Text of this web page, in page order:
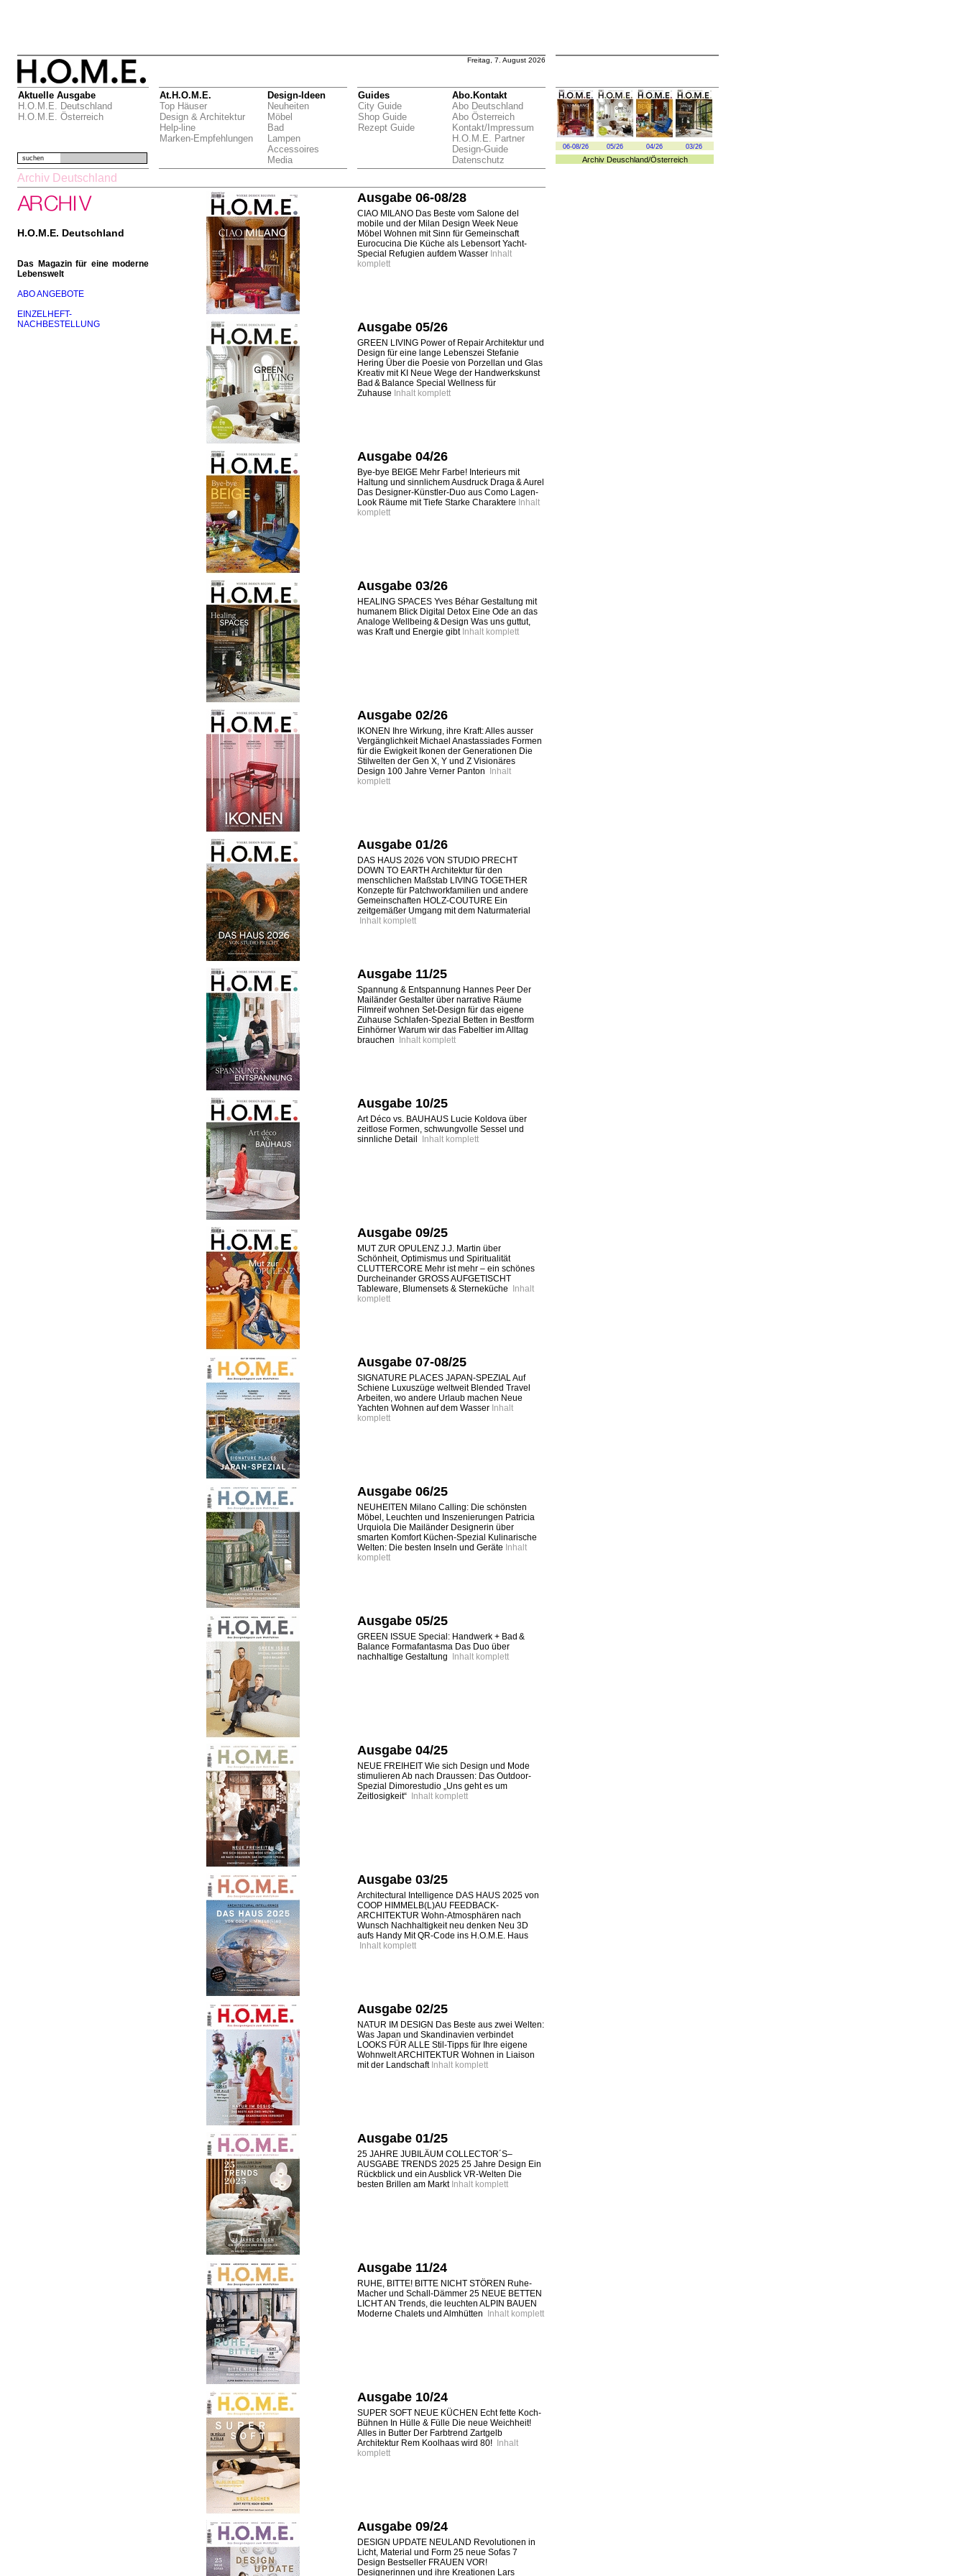
Freitag, 7. August 2026
Aktuelle Ausgabe
H.O.M.E. Deutschland
H.O.M.E. Österreich
At.H.O.M.E.
Top Häuser
Design & Architektur
Help-line
Marken-Empfehlungen
Design-Ideen
Neuheiten
Möbel
Bad
Lampen
Accessoires
Media
Guides
City Guide
Shop Guide
Rezept Guide
Abo.Kontakt
Abo Deutschland
Abo Österreich
Kontakt/Impressum
H.O.M.E. Partner
Design-Guide
Datenschutz
06-08/26 05/26 04/26 03/26
Archiv Deuschland/Österreich
suchen
Archiv Deutschland
H.O.M.E. Deutschland
Das Magazin für eine moderne
Lebenswelt
ABO ANGEBOTE
EINZELHEFT-
NACHBESTELLUNG
Ausgabe 06-08/28
CIAO MILANO Das Beste vom Salone del
mobile und der Milan Design Week Neue
Möbel Wohnen mit Sinn für Gemeinschaft
Eurocucina Die Küche als Lebensort Yacht-
Special Refugien aufdem Wasser Inhalt
komplett
Ausgabe 05/26
GREEN LIVING Power of Repair Architektur und
Design für eine lange Lebenszei Stefanie
Hering Über die Poesie von Porzellan und Glas
Kreativ mit KI Neue Wege der Handwerkskunst
Bad & Balance Special Wellness für
Zuhause Inhalt komplett
Ausgabe 04/26
Bye-bye BEIGE Mehr Farbe! Interieurs mit
Haltung und sinnlichem Ausdruck Draga & Aurel
Das Designer-Künstler-Duo aus Como Lagen-
Look Räume mit Tiefe Starke Charaktere Inhalt
komplett
Ausgabe 03/26
HEALING SPACES Yves Béhar Gestaltung mit
humanem Blick Digital Detox Eine Ode an das
Analoge Wellbeing & Design Was uns guttut,
was Kraft und Energie gibt Inhalt komplett
Ausgabe 02/26
IKONEN Ihre Wirkung, ihre Kraft: Alles ausser
Vergänglichkeit Michael Anastassiades Formen
für die Ewigkeit Ikonen der Generationen Die
Stilwelten der Gen X, Y und Z Visionäres
Design 100 Jahre Verner Panton
Inhalt
komplett
Ausgabe 01/26
DAS HAUS 2026 VON STUDIO PRECHT
DOWN TO EARTH Architektur für den
menschlichen Maßstab LIVING TOGETHER
Konzepte für Patchworkfamilien und andere
Gemeinschaften HOLZ-COUTURE Ein
zeitgemäßer Umgang mit dem Naturmaterial
Inhalt komplett
Ausgabe 11/25
Spannung & Entspannung Hannes Peer Der
Mailänder Gestalter über narrative Räume
Filmreif wohnen Set-Design für das eigene
Zuhause Schlafen-Spezial Betten in Bestform
Einhörner Warum wir das Fabeltier im Alltag
brauchen
Inhalt komplett
Ausgabe 10/25
Art Déco vs. BAUHAUS Lucie Koldova über
zeitlose Formen, schwungvolle Sessel und
sinnliche Detail
Inhalt komplett
Ausgabe 09/25
MUT ZUR OPULENZ J.J. Martin über
Schönheit, Optimismus und Spiritualität
CLUTTERCORE Mehr ist mehr – ein schönes
Durcheinander GROSS AUFGETISCHT
Tableware, Blumensets & Sterneküche
Inhalt
komplett
Ausgabe 07-08/25
SIGNATURE PLACES JAPAN-SPEZIAL Auf
Schiene Luxuszüge weltweit Blended Travel
Arbeiten, wo andere Urlaub machen Neue
Yachten Wohnen auf dem Wasser Inhalt
komplett
Ausgabe 06/25
NEUHEITEN Milano Calling: Die schönsten
Möbel, Leuchten und Inszenierungen Patricia
Urquiola Die Mailänder Designerin über
smarten Komfort Küchen-Spezial Kulinarische
Welten: Die besten Inseln und Geräte Inhalt
komplett
Ausgabe 05/25
GREEN ISSUE Special: Handwerk + Bad &
Balance Formafantasma Das Duo über
nachhaltige Gestaltung
Inhalt komplett
Ausgabe 04/25
NEUE FREIHEIT Wie sich Design und Mode
stimulieren Ab nach Draussen: Das Outdoor-
Spezial Dimorestudio „Uns geht es um
Zeitlosigkeit“
Inhalt komplett
Ausgabe 03/25
Architectural Intelligence DAS HAUS 2025 von
COOP HIMMELB(L)AU FEEDBACK-
ARCHITEKTUR Wohn-Atmosphären nach
Wunsch Nachhaltigkeit neu denken Neu 3D
aufs Handy Mit QR-Code ins H.O.M.E. Haus
Inhalt komplett
Ausgabe 02/25
NATUR IM DESIGN Das Beste aus zwei Welten:
Was Japan und Skandinavien verbindet
LOOKS FÜR ALLE Stil-Tipps für Ihre eigene
Wohnwelt ARCHITEKTUR Wohnen in Liaison
mit der Landschaft Inhalt komplett
Ausgabe 01/25
25 JAHRE JUBILÄUM COLLECTOR´S–
AUSGABE TRENDS 2025 25 Jahre Design Ein
Rückblick und ein Ausblick VR-Welten Die
besten Brillen am Markt Inhalt komplett
Ausgabe 11/24
RUHE, BITTE! BITTE NICHT STÖREN Ruhe-
Macher und Schall-Dämmer 25 NEUE BETTEN
LICHT AN Trends, die leuchten ALPIN BAUEN
Moderne Chalets und Almhütten
Inhalt komplett
Ausgabe 10/24
SUPER SOFT NEUE KÜCHEN Echt fette Koch-
Bühnen In Hülle & Fülle Die neue Weichheit!
Alles in Butter Der Farbtrend Zartgelb
Architektur Rem Koolhaas wird 80!
Inhalt
komplett
Ausgabe 09/24
DESIGN UPDATE NEULAND Revolutionen in
Licht, Material und Form 25 neue Sofas 7
Design Bestseller FRAUEN VOR!
Designerinnen und ihre Kreationen Lars